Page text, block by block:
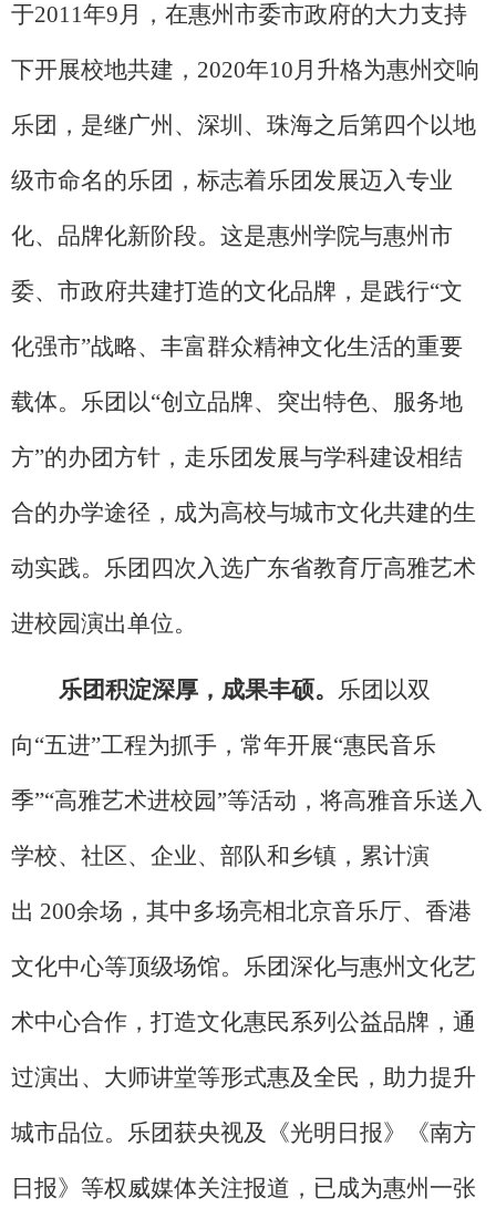
于2011年9月， 在惠州市委市政府的大力支持
下开展校地共建， 2020年10月 升格为惠州交响
乐团 ，是继广州 、 深圳、珠海之后第四个以地
级市命名的乐团， 标志着乐团发展迈入专业
化、品牌化新阶段。 这是惠州学院与惠州市
委、市政府共建打造的文化品牌，是践行“文
化强市”战略、丰富群众精神文化生活的重要
载体。乐团以“创立品牌、突出特色、服务地
方”的办团方针，走乐团发展与学科建设相结
合的办学途径 ，成为高校与城市文化共建的生
动实践。 乐团 四次入选广东省教育厅高雅艺术
进校园演出单位。
乐团积淀深厚，成果丰硕。 乐团以双
向“五进”工程为抓手，常年开展“惠民音乐
季”“高雅艺术进校园”等活动，将高雅音乐送入
学校、社区、企业、部队和乡镇 ，累计演
出 200余场，其中多场亮相北京音乐厅、香港
文化中心等顶级场馆。乐团深化与惠州文化艺
术中心合作，打造文化惠民系列公益品牌，通
过演出、大师讲堂等形式惠及全民，助力提升
城市品位。 乐团获央视及《光明日报》《南方
日报》等权威媒体关注报道， 已成为惠州 一张